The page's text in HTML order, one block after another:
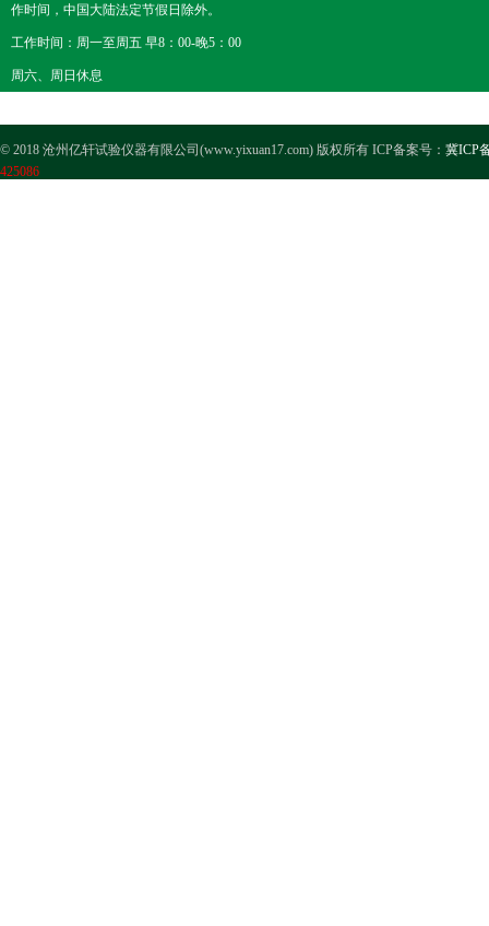
作时间，中国大陆法定节假日除外。
工作时间：周一至周五 早8：00-晚5：00
周六、周日休息
© 2018 沧州亿轩试验仪器有限公司(www.yixuan17.com) 版权所有 ICP备案号： 冀ICP
425086